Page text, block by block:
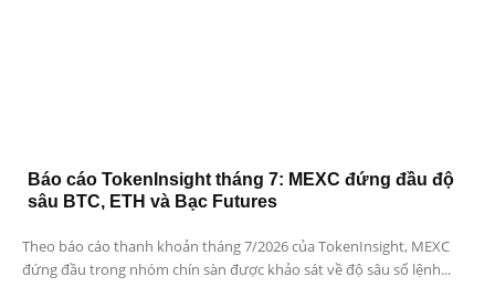
Báo cáo TokenInsight tháng 7: MEXC đứng đầu độ
sâu BTC, ETH và Bạc Futures
Theo báo cáo thanh khoản tháng 7/2026 của TokenInsight, MEXC
đứng đầu trong nhóm chín sàn được khảo sát về độ sâu sổ lệnh...